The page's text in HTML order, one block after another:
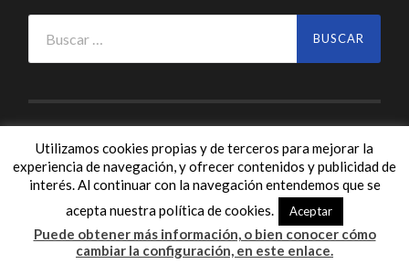
© 2026NAMLO EUROPA —ARRIBA ↑
Utilizamos cookies propias y de terceros para mejorar la
experiencia de navegación, y ofrecer contenidos y publicidad de
interés. Al continuar con la navegación entendemos que se
acepta nuestra política de cookies.
Aceptar
Puede obtener más información, o bien conocer cómo
cambiar la configuración, en este enlace.